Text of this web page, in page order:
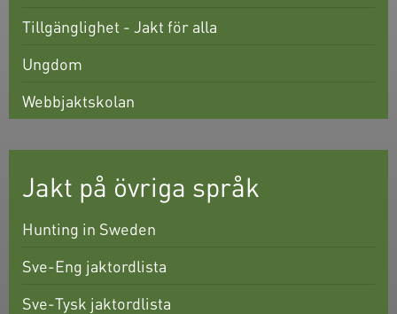
Tillgänglighet - Jakt för alla
Ungdom
Webbjaktskolan
Jakt på övriga språk
Hunting in Sweden
Sve-Eng jaktordlista
Sve-Tysk jaktordlista